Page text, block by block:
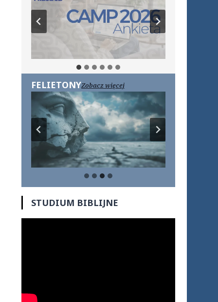
FELIETONYZobacz więcej
STUDIUM BIBLIJNE